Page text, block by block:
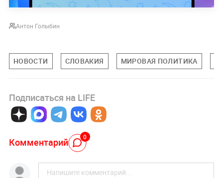
Антон Голыбин
НОВОСТИ СЛОВАКИЯ МИРОВАЯ ПОЛИТИКА
Подписаться на LIFE
Комментарий 0